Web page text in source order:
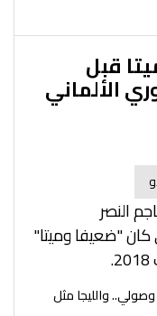
قبل
الألماني
النصر
"ضعيفا وميتا"
وصولي.. والليجا مثل